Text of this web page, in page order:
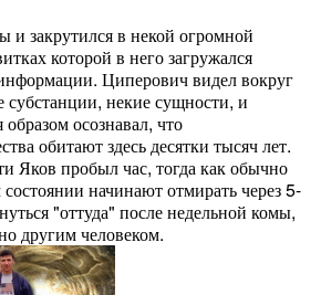
и закрутился в некой огромной
которой в него загружался
Циперович видел вокруг
субстанции, некие сущности, и
осознавал, что
обитают здесь десятки тысяч лет.
Яков пробыл час, тогда как обычно
начинают отмирать через 5-
"оттуда" после недельной комы,
другим человеком.